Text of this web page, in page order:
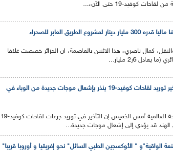
الطريق العابر للصحراء
كمال ناصري، هذا الاثنين بالعاصمة، ان الجزائر خصصت غلافا
منظمة الصحة العالمية : تأخير توريد لقاحات كوفيد-19 ينذر بإشعال موجات جديدة من الوباء في
قالت مسؤولة بمنظمة الصحة العالمية أمس الخميس إن التأخير في توريد جرعات لقاحات كوفيد-19
الهند قد يؤدي إلى إشعال موجات جديدة...
الواقية"و " الأوكسجين الطبي السائل" نحو إفريقيا و أوروبا قريبا"